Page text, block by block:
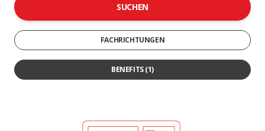
SUCHEN
FACHRICHTUNGEN
BENEFITS(1)